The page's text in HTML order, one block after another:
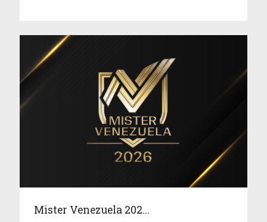
Mister Venezuela 202...